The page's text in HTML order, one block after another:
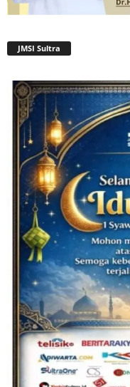
JMSI Sultra